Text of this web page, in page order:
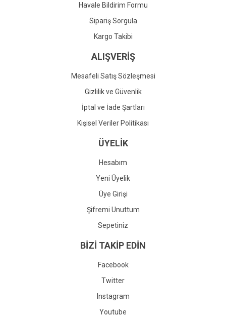
Havale Bildirim Formu
Sipariş Sorgula
Kargo Takibi
ALIŞVERİŞ
Mesafeli Satış Sözleşmesi
Gizlilik ve Güvenlik
İptal ve İade Şartları
Kişisel Veriler Politikası
ÜYELİK
Hesabım
Yeni Üyelik
Üye Girişi
Şifremi Unuttum
Sepetiniz
BİZİ TAKİP EDİN
Facebook
Twitter
Instagram
Youtube